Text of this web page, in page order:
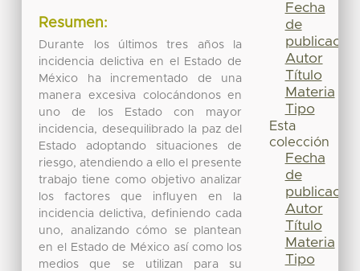
Resumen:
Durante los últimos tres años la
incidencia delictiva en el Estado de
México ha incrementado de una
manera excesiva colocándonos en
uno de los Estado con mayor
incidencia, desequilibrado la paz del
Estado adoptando situaciones de
riesgo, atendiendo a ello el presente
trabajo tiene como objetivo analizar
los factores que influyen en la
incidencia delictiva, definiendo cada
uno, analizando cómo se plantean
en el Estado de México así como los
medios que se utilizan para su
Fecha
de
publicación
Autor
Título
Materia
Tipo
Esta
colección
Fecha
de
publicación
Autor
Título
Materia
Tipo